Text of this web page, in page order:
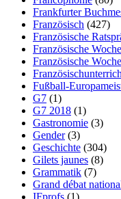
Frankfurter
Französisch (427)
Französische
Französische Woche
Französische
Fußball-
G7 (1)
G7 2018 (1)
Gastronomie (3)
Gender(3)
Geschichte (304)
Gilets jaunes (8)
Grammatik (7)
Grand débat
IFprofs (1)